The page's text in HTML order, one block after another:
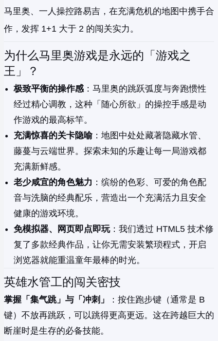
马里奥、一人操控路易吉，在充满危机的地图中携手合
作，发挥 1+1 大于 2 的闯关实力。
为什么马里奥游戏是永远的「游戏之
王」？
极致平衡的操作感：马里奥的跳跃弧度与奔跑惯性
经过精心调教，这种「随心所欲」的操控手感是动
作游戏的最高标竿。
充满惊喜的关卡隐喻：地图中处处藏著隐藏水管、
藤蔓与云端世界。探索未知的乐趣让每一局游戏都
充满新鲜感。
老少咸宜的角色魅力 ：缤纷的色彩、可爱的角色配
音与洗脑的经典配乐，营造出一个充满活力且安全
健康的游戏环境。
免模拟器、网页即点即玩：我们透过 HTML5 技术修
复了多款经典作品，让你无需安装繁琐程式，开启
浏览器就能重温童年最棒的时光。
英雄水管工的闯关密技
掌握「集气跳」与「冲刺」
：按住跑步键（通常是 B
键）不放再跳跃，可以跳得更高更远。这在跨越巨大的
断崖时是生存的必备技能。